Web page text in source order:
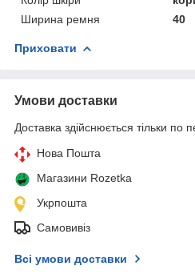
Ширина ремня
40
Приховати
Умови доставки
Доставка здійснюється тільки по
Нова Пошта
Магазини Rozetka
Укрпошта
Самовивіз
Всі умови доставки